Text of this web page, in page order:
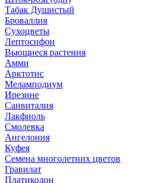
Табак Душистый
Броваллия
Сухоцветы
Лептосифон
Вьющиеся растения
Амми
Арктотис
Меламподиум
Ирезине
Санвиталия
Лакфиоль
Смолевка
Ангелония
Куфея
Семена многолетних цветов
Гравилат
Платикодон